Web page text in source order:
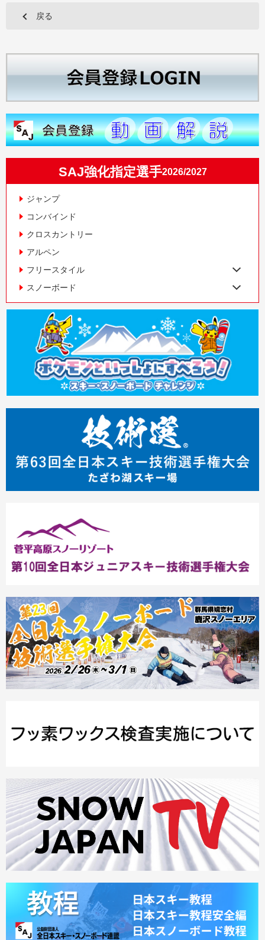
戻る
SAJ強化指定選手2026/2027
ジャンプ
コンバインド
クロスカントリー
アルペン
フリースタイル
スノーボード